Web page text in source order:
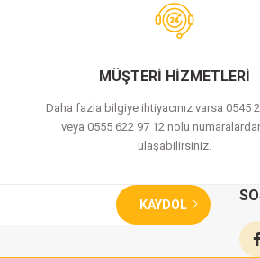
MÜŞTERİ HİZMETLERİ
Daha fazla bilgiye ihtiyacınız varsa 0545
veya 0555 622 97 12 nolu
ulaşabilirsiniz.
KAYDOL